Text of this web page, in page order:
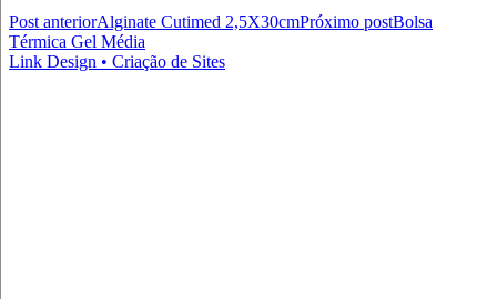
Post anteriorAlginate Cutimed 2,5X30cmPróximo postBolsa
Térmica Gel Média
Link Design • Criação de Sites